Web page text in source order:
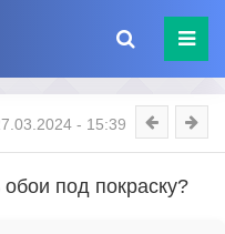
- 15:39
под покраску?